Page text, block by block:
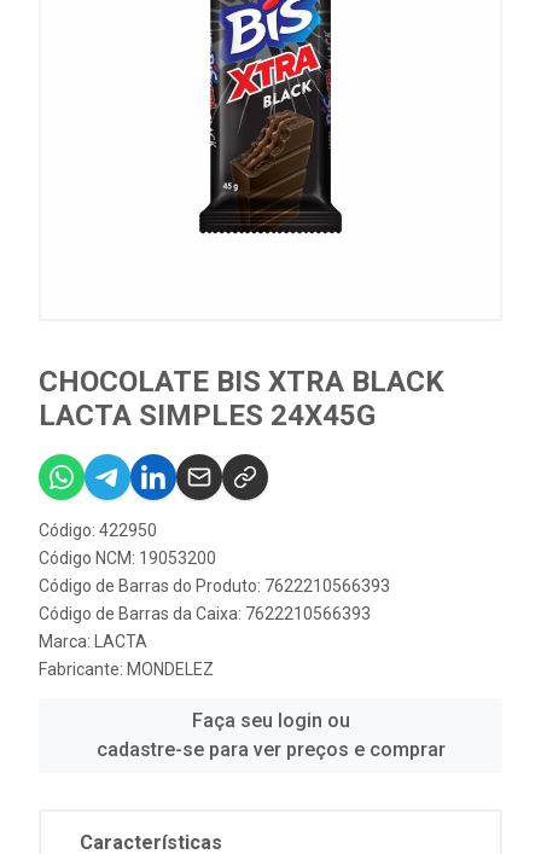
CHOCOLATE BIS XTRA BLACK
LACTA SIMPLES 24X45G
Código: 422950
Código NCM: 19053200
Código de Barras do Produto: 7622210566393
Código de Barras da Caixa: 7622210566393
Marca:
LACTA
Fabricante: MONDELEZ
Faça seu login ou
cadastre-se para ver preços e comprar
Características